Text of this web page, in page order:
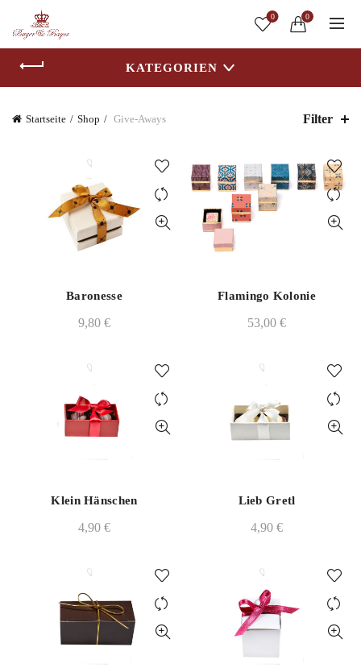
0 0
KATEGORIEN
Startseite Shop Give-Aways Filter
Baronesse
9,80 €
Flamingo Kolonie
53,00 €
Klein Hänschen
4,90 €
Lieb Gretl
4,90 €